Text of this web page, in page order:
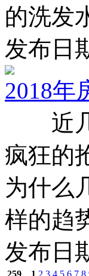
的洗发
发布日
2018年
近几
疯狂的
为什么
样的趋
发布日
259 1 2 3 4 5 6 7 8